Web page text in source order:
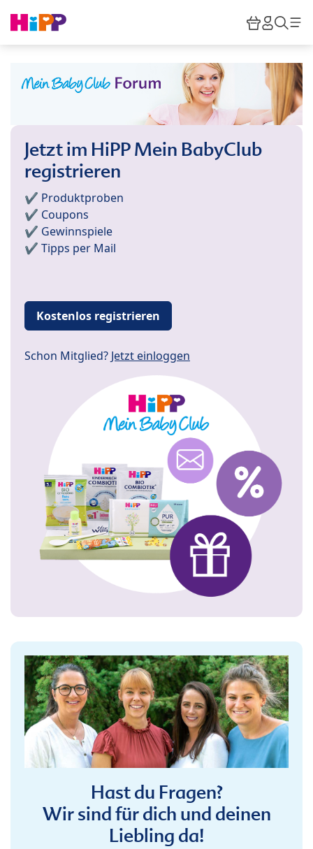
HiPP
Jetzt im HiPP Mein BabyClub
registrieren
✔️ Produktproben
✔️ Coupons
✔️ Gewinnspiele
✔️ Tipps per Mail
Kostenlos registrieren
Schon Mitglied? Jetzt einloggen
Hast du Fragen?
Wir sind für dich und deinen
Liebling da!